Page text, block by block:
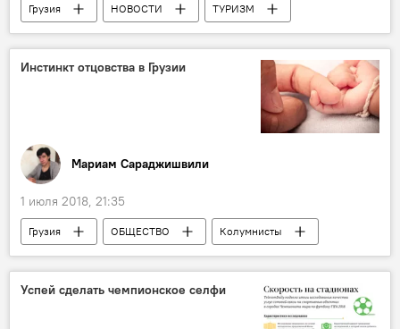
Грузия НОВОСТИ
ТУРИЗМ
ОБЩЕСТВО
Грузия - туристический центр
Пеший патруль
Инстинкт отцовства в Грузии
Мариам Сараджишвили
1 июля 2018, 21:35
Грузия ОБЩЕСТВО
Колумнисты
АНАЛИТИКА
Мариам Сараджишвили
Рассказы Мариам Сараджишвили
Успей сделать чемпионское селфи